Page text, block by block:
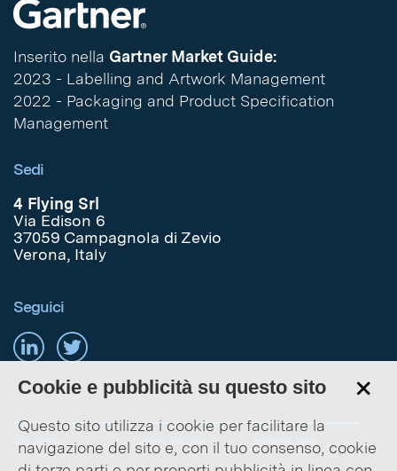
Inserito nella Gartner Market Guide:
2023 - Labelling and Artwork Management
2022 - Packaging and Product Specification
Management
Sedi
4 Flying Srl
Via Edison 6
37059 Campagnola di Zevio
Verona, Italy
Chi siamo Lavora con noi
Seguici
Cookie e pubblicità su questo sito
Questo sito utilizza i cookie per facilitare la
navigazione del sito e, con il tuo consenso, cookie
+